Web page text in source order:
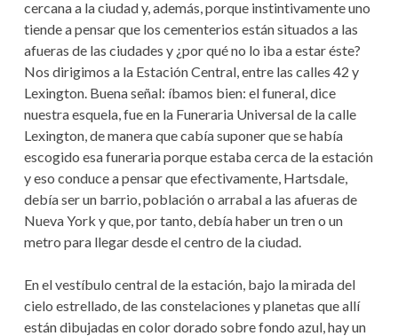
cercana a la ciudad y, además, porque instintivamente uno
tiende a pensar que los cementerios están situados a las
afueras de las ciudades y ¿por qué no lo iba a estar éste?
Nos dirigimos a la Estación Central, entre las calles 42 y
Lexington. Buena señal: íbamos bien: el funeral, dice
nuestra esquela, fue en la Funeraria Universal de la calle
Lexington, de manera que cabía suponer que se había
escogido esa funeraria porque estaba cerca de la estación
y eso conduce a pensar que efectivamente, Hartsdale,
debía ser un barrio, población o arrabal a las afueras de
Nueva York y que, por tanto, debía haber un tren o un
metro para llegar desde el centro de la ciudad.
En el vestíbulo central de la estación, bajo la mirada del
cielo estrellado, de las constelaciones y planetas que allí
están dibujadas en color dorado sobre fondo azul, hay un